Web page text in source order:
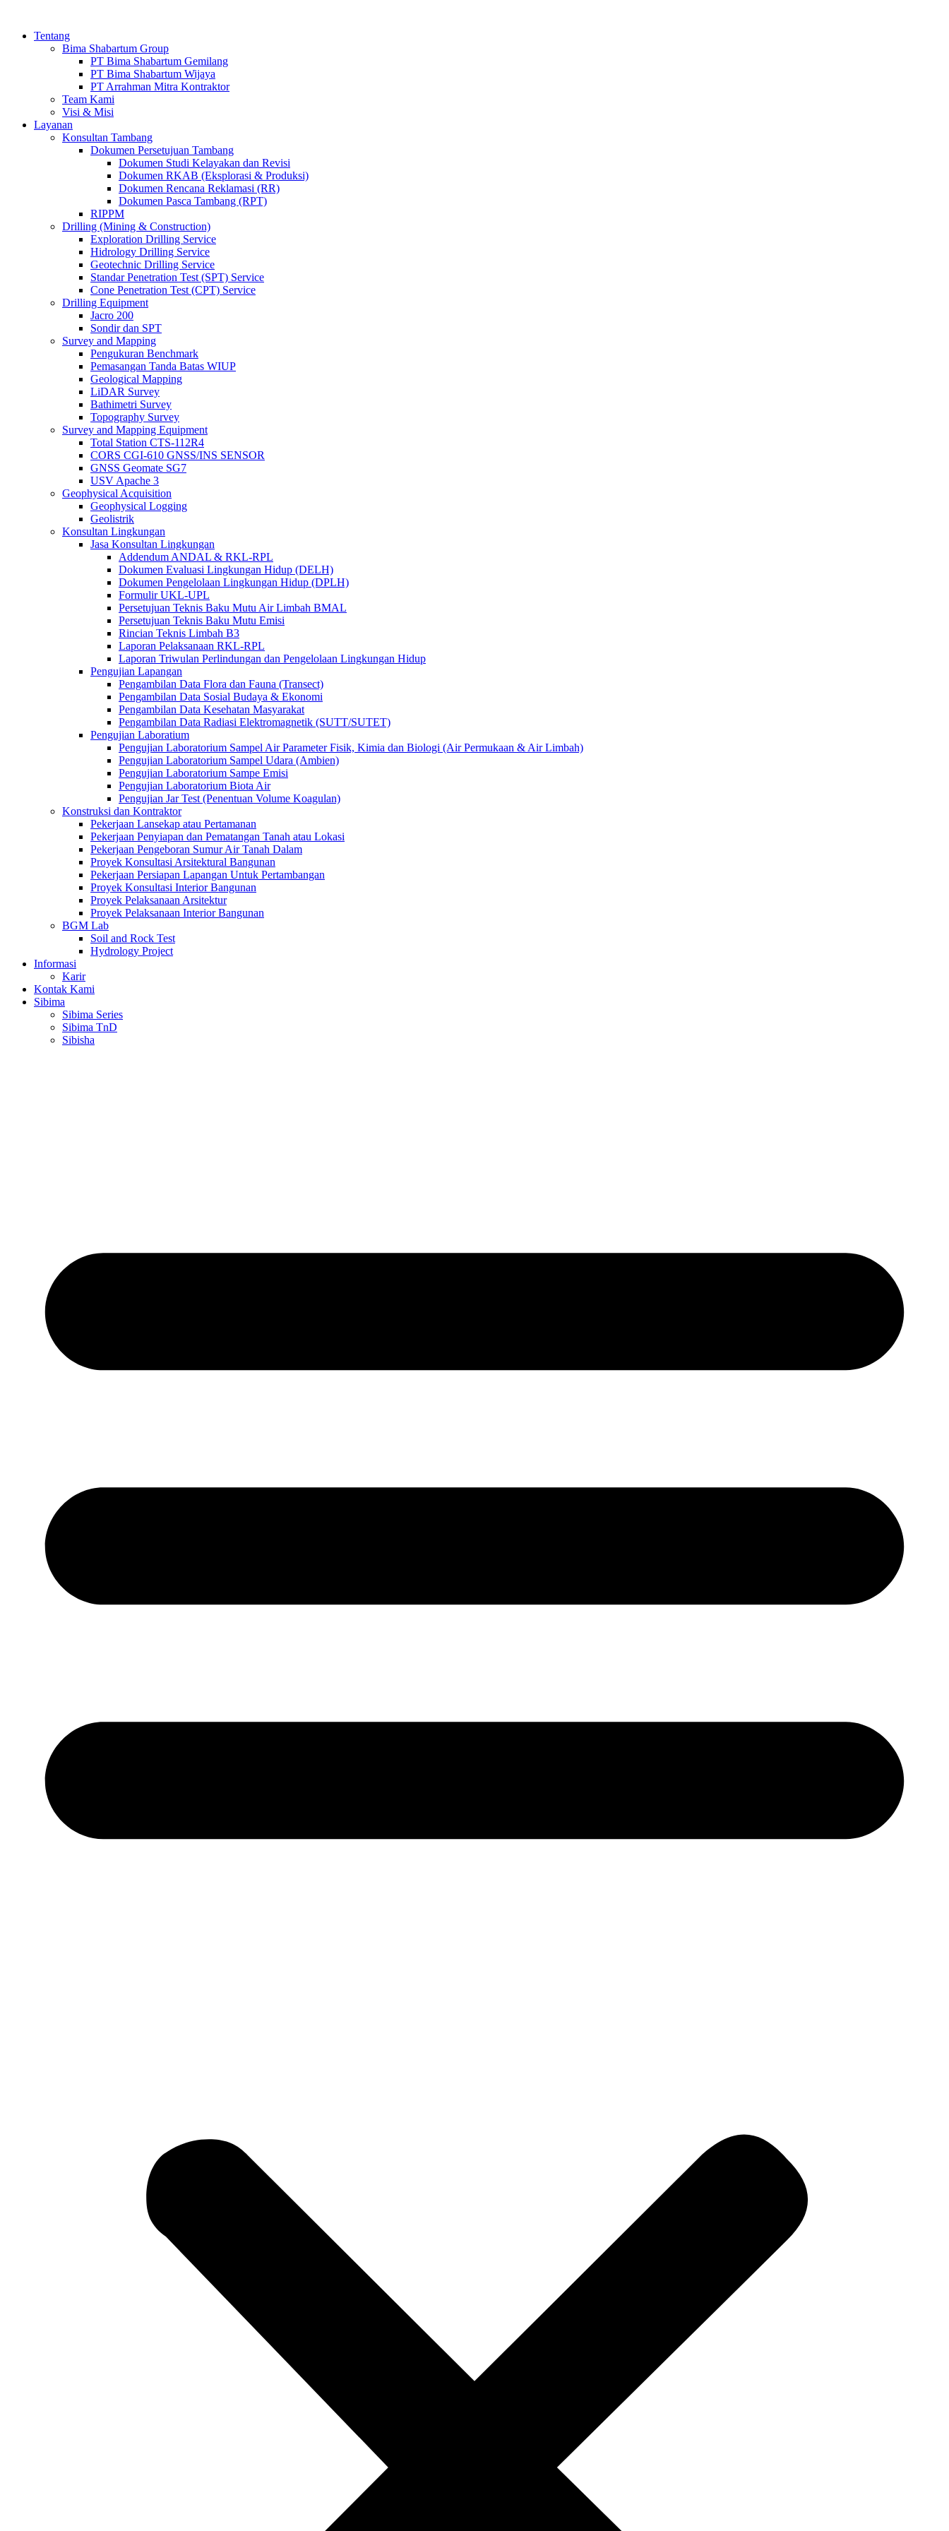
Tentang
Bima Shabartum Group
PT Bima Shabartum Gemilang
PT Bima Shabartum Wijaya
PT Arrahman Mitra Kontraktor
Team Kami
Visi & Misi
Layanan
Konsultan Tambang
Dokumen Persetujuan Tambang
Dokumen Studi Kelayakan dan Revisi
Dokumen RKAB (Eksplorasi & Produksi)
Dokumen Rencana Reklamasi (RR)
Dokumen Pasca Tambang (RPT)
RIPPM
Drilling (Mining & Construction)
Exploration Drilling Service
Hidrology Drilling Service
Geotechnic Drilling Service
Standar Penetration Test (SPT) Service
Cone Penetration Test (CPT) Service
Drilling Equipment
Jacro 200
Sondir dan SPT
Survey and Mapping
Pengukuran Benchmark
Pemasangan Tanda Batas WIUP
Geological Mapping
LiDAR Survey
Bathimetri Survey
Topography Survey
Survey and Mapping Equipment
Total Station CTS-112R4
CORS CGI-610 GNSS/INS SENSOR
GNSS Geomate SG7
USV Apache 3
Geophysical Acquisition
Geophysical Logging
Geolistrik
Konsultan Lingkungan
Jasa Konsultan Lingkungan
Addendum ANDAL & RKL-RPL
Dokumen Evaluasi Lingkungan Hidup (DELH)
Dokumen Pengelolaan Lingkungan Hidup (DPLH)
Formulir UKL-UPL
Persetujuan Teknis Baku Mutu Air Limbah BMAL
Persetujuan Teknis Baku Mutu Emisi
Rincian Teknis Limbah B3
Laporan Pelaksanaan RKL-RPL
Laporan Triwulan Perlindungan dan Pengelolaan Lingkungan Hidup
Pengujian Lapangan
Pengambilan Data Flora dan Fauna (Transect)
Pengambilan Data Sosial Budaya & Ekonomi
Pengambilan Data Kesehatan Masyarakat
Pengambilan Data Radiasi Elektromagnetik (SUTT/SUTET)
Pengujian Laboratium
Pengujian Laboratorium Sampel Air Parameter Fisik, Kimia dan Biologi (Air Permukaan & Air Limbah)
Pengujian Laboratorium Sampel Udara (Ambien)
Pengujian Laboratorium Sampe Emisi
Pengujian Laboratorium Biota Air
Pengujian Jar Test (Penentuan Volume Koagulan)
Konstruksi dan Kontraktor
Pekerjaan Lansekap atau Pertamanan
Pekerjaan Penyiapan dan Pematangan Tanah atau Lokasi
Pekerjaan Pengeboran Sumur Air Tanah Dalam
Proyek Konsultasi Arsitektural Bangunan
Pekerjaan Persiapan Lapangan Untuk Pertambangan
Proyek Konsultasi Interior Bangunan
Proyek Pelaksanaan Arsitektur
Proyek Pelaksanaan Interior Bangunan
BGM Lab
Soil and Rock Test
Hydrology Project
Informasi
Karir
Kontak Kami
Sibima
Sibima Series
Sibima TnD
Sibisha